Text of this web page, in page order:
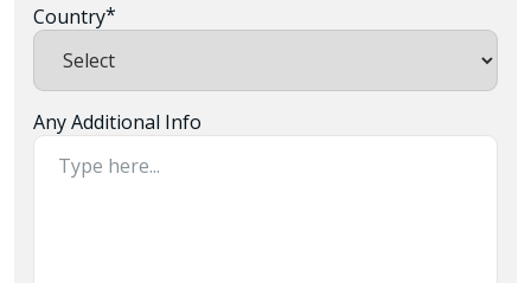
Country*
Any Additional Info